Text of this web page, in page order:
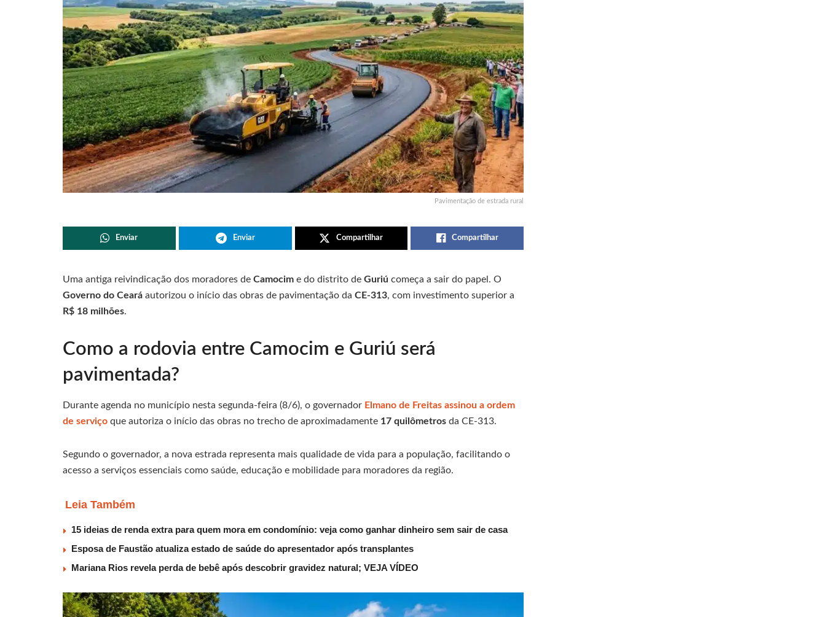
Pavimentação de estrada rural
Enviar Enviar Compartilhar Compartilhar
Uma antiga reivindicação dos moradores de Camocim e do distrito de Guriú começa a sair do papel. O
Governo do Ceará autorizou o início das obras de pavimentação da CE-313, com investimento superior a
R$ 18 milhões.
Como a rodovia entre Camocim e Guriú será
pavimentada?
Durante agenda no município nesta segunda-feira (8/6), o governador Elmano de Freitas assinou a ordem
de serviço que autoriza o início das obras no trecho de aproximadamente 17 quilômetros da CE-313.
Segundo o governador, a nova estrada representa mais qualidade de vida para a população, facilitando o
acesso a serviços essenciais como saúde, educação e mobilidade para moradores da região.
Leia Também
15 ideias de renda extra para quem mora em condomínio: veja como ganhar dinheiro sem sair de casa
Esposa de Faustão atualiza estado de saúde do apresentador após transplantes
Mariana Rios revela perda de bebê após descobrir gravidez natural; VEJA VÍDEO